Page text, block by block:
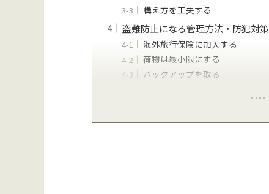
構え方を工夫する
盗難防止になる管理方法・防犯対策
海外旅行保険に加入する
荷物は最小限にする
バックアップを取る